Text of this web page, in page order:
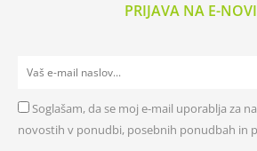
PRIJAVA NA E-
Soglašam, da se moj e-mail uporablja za
novostih v ponudbi, posebnih ponudbah in